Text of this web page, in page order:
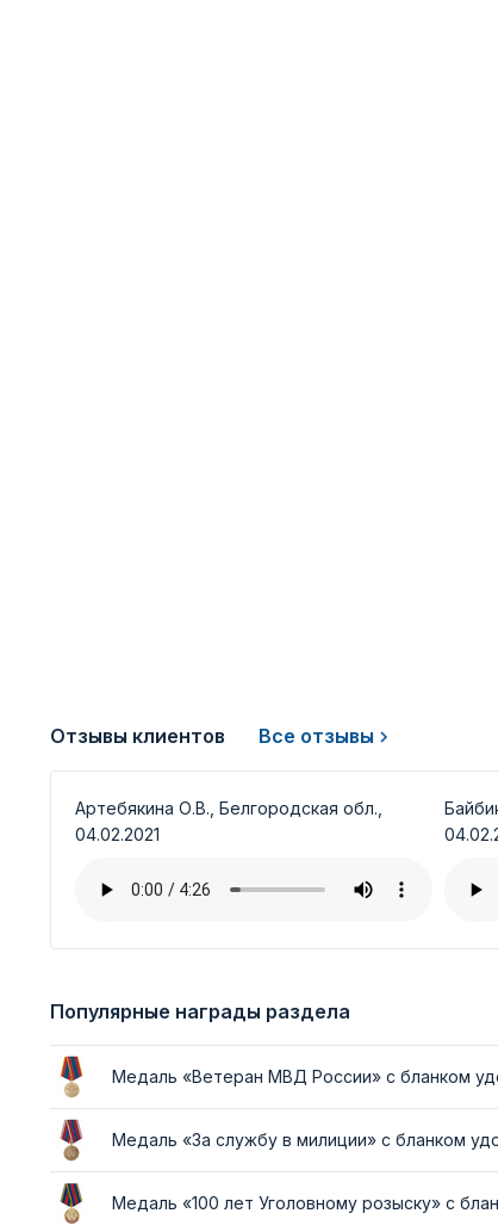
Отзывы клиентов Все отзывы
Артебякина О.В., Белгородская обл.,
04.02.2021
Популярные награды раздела
Медаль «Ветеран МВД России» с бланком
Медаль «За службу в милиции» с бланком
Медаль «100 лет Уголовному розыску» с